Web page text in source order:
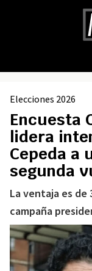
Elecciones 2026
Encuesta
lidera
Cepeda a
segunda
La ventaja es
campaña